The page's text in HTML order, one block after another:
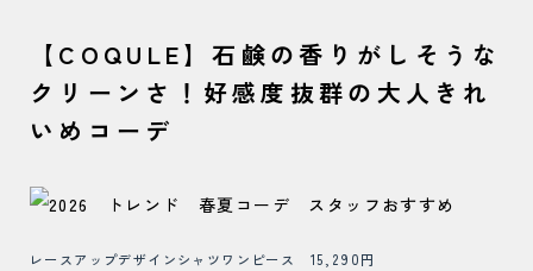
【COQULE】石鹸の香りがしそうな
クリーンさ！好感度抜群の大人きれ
いめコーデ
レースアップデザインシャツワンピース 15,290円